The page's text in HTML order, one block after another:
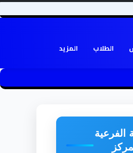
الطلاب المزيد
الفرعية